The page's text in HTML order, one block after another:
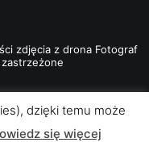
zdjęcia z drona Fotograf
dzięki temu może
się więcej